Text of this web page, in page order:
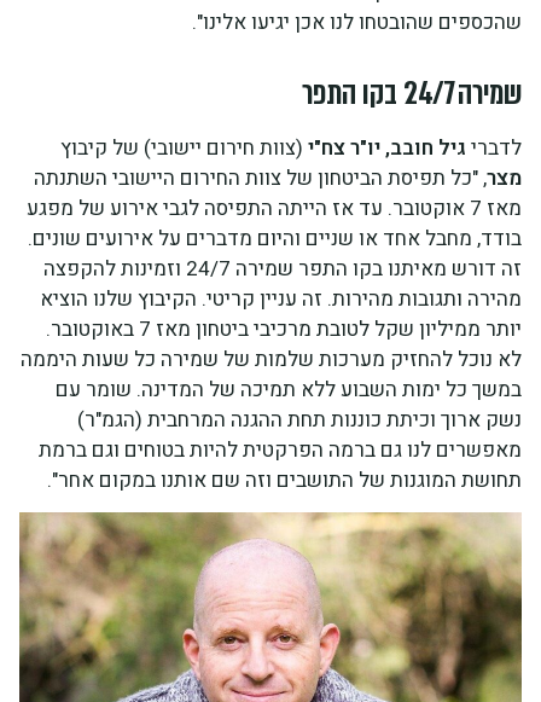
שהכספים שהובטחו לנו אכן יגיעו אלינו".
שמירה 24/7 בקו התפר
לדברי גיל חובב, יו"ר צח"י (צוות חירום יישובי) של קיבוץ
מצר, "כל תפיסת הביטחון של צוות החירום היישובי השתנתה
מאז 7 אוקטובר. עד אז הייתה התפיסה לגבי אירוע של מפגע
בודד, מחבל אחד או שניים והיום מדברים על אירועים שונים.
זה דורש מאיתנו בקו התפר שמירה 24/7 וזמינות להקפצה
מהירה ותגובות מהירות. זה עניין קריטי. הקיבוץ שלנו הוציא
יותר ממיליון שקל לטובת מרכיבי ביטחון מאז 7 באוקטובר.
לא נוכל להחזיק מערכות שלמות של שמירה כל שעות היממה
במשך כל ימות השבוע ללא תמיכה של המדינה. שומר עם
נשק ארוך וכיתת כוננות תחת ההגנה המרחבית (הגמ"ר)
מאפשרים לנו גם ברמה הפרקטית להיות בטוחים וגם ברמת
תחושת המוגנות של התושבים וזה שם אותנו במקום אחר".